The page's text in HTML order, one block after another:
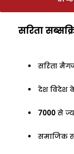
सरिता
सरिता
देश विदेश
7000 से
समाजिक